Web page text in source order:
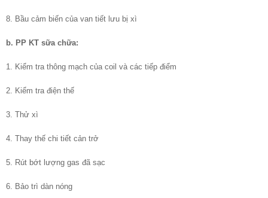
8. Bầu cảm biến của van tiết lưu bị xì
b. PP KT sữa chữa:
1. Kiểm tra thông mạch của coil và các tiếp điểm
2. Kiểm tra điện thế
3. Thử xì
4. Thay thế chi tiết cản trở
5. Rút bớt lượng gas đã sạc
6. Bảo trì dàn nóng